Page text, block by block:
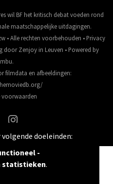
wil BF het kritisch debat voeden rond
maatschappelijke uitdagingen.
• Alle rechten voorbehouden • Privacy
doorZenjoy in Leuven • Powered by
.
filmdata en afbeeldingen:
voorwaarden
doeleinden:
-
statistieken.